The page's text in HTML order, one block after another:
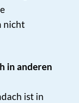
nicht
in anderen
ist in